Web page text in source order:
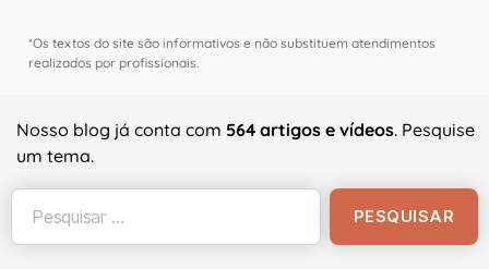
*Os textos do site são informativos e não substituem atendimentos
realizados por profissionais.
Nosso blog já conta com 564 artigos e vídeos. Pesquise
um tema.